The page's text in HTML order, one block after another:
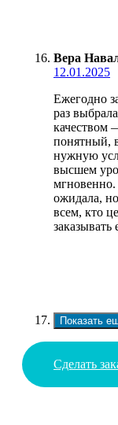
Вера
12.01.2025
Ежегодно
раз
качеством
понятный,
нужную
высшем
мгновенно.
ожидала,
всем, кто
заказывать
Показать
Сделать